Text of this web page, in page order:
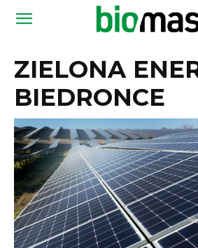
Magazyn
ZIELONA
BIEDRONCE